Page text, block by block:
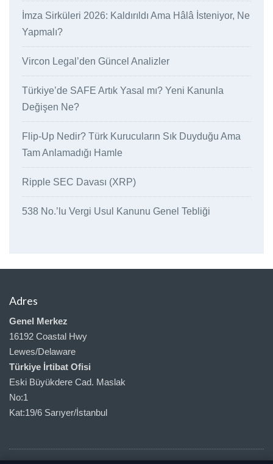
İmza Sirküleri 2026: Kaldırıldı Ama Hâlâ İsteniyor, Ne
Yapmalı?
Vircon Legal’den Güncel Analizler
Türkiye’de SAFE Artık Yasal mı? Yeni Kanunla
Değişen Ne?
Flip-Up Nedir? Türk Kurucuların Sık Duyduğu Ama
Tam Anlamadığı Hamle
Ripple SEC Davası (XRP)
538 No.’lu Vergi Usul Kanunu Genel Tebliği
Adres
Genel Merkez
16192 Coastal Hwy
Lewes/Delaware
Türkiye İrtibat Ofisi
Eski Büyükdere Cad. Maslak
No:1
Kat:19/6 Sarıyer/İstanbul